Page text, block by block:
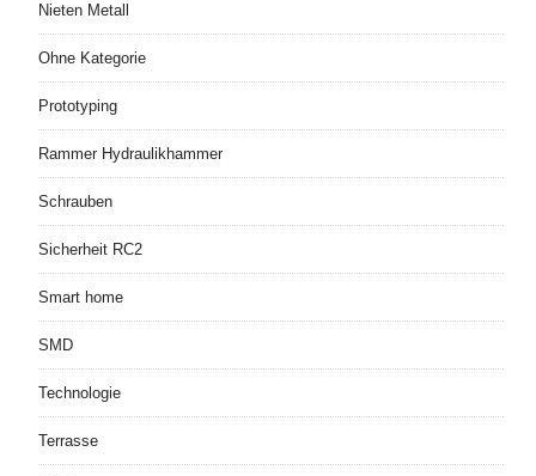
Nieten Metall
Ohne Kategorie
Prototyping
Rammer Hydraulikhammer
Schrauben
Sicherheit RC2
Smart home
SMD
Technologie
Terrasse